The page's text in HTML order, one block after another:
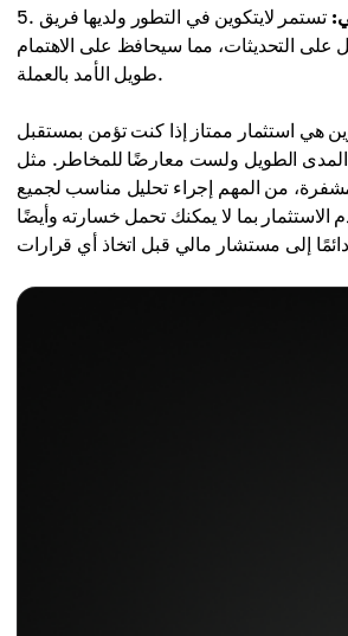
تستمر لايتكوين في التطور ولديها فريق
التحديثات، مما سيحافظ على الاهتمام
طويل الأمد بالعملة.
هي استثمار ممتاز إذا كنت تؤمن بمستقبل
المدى الطويل ولست معارضًا للمخاطر. مثل
من المهم إجراء تحليل مناسب لجميع
الاستثمار بما لا يمكنك تحمل خسارته وأيضًا